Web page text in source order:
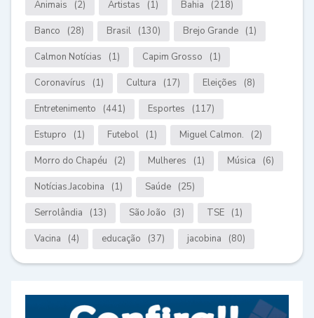
Animais (2) Artistas (1) Bahia (218)
Banco (28) Brasil (130) Brejo Grande (1)
Calmon Notícias (1) Capim Grosso (1)
Coronavírus (1) Cultura (17) Eleições (8)
Entretenimento (441) Esportes (117)
Estupro (1) Futebol (1) Miguel Calmon. (2)
Morro do Chapéu (2) Mulheres (1) Música (6)
Notícias.Jacobina (1) Saúde (25)
Serrolândia (13) São João (3) TSE (1)
Vacina (4) educação (37) jacobina (80)